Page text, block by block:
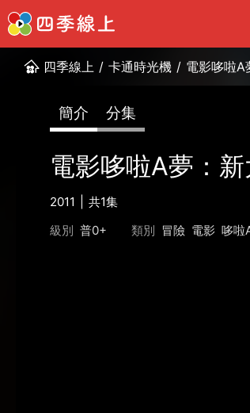
四季線上 / 卡通時光機 / 電影哆啦A
簡介 分集
電影哆啦A夢：
2011
共1集
級別 普0+ 類別 冒險 電影 哆啦